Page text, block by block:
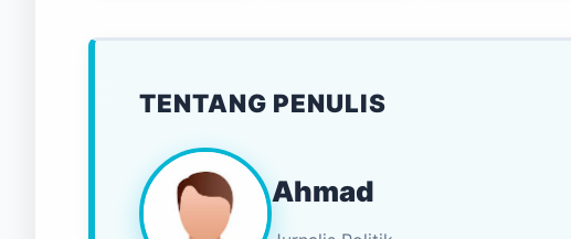
TENTANG PENULIS
Ahmad